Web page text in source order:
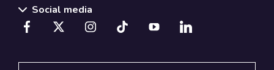
Social media